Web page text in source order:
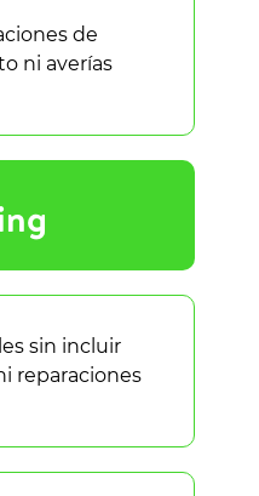
sin incluir
reparaciones
de
ni averías